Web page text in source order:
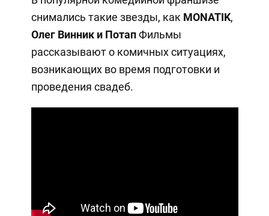
снимались такие звезды, как MONATIK,
Олег Винник и ПотапФильмы
рассказывают о комичных ситуациях,
возникающих во время подготовки и
проведения свадеб.